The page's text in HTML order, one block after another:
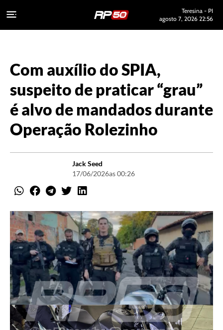
Teresina - PI
agosto 7, 2026 22:56
Com auxílio do SPIA,
suspeito de praticar “grau”
é alvo de mandados durante
Operação Rolezinho
Jack Seed
17/06/2026as 00:26